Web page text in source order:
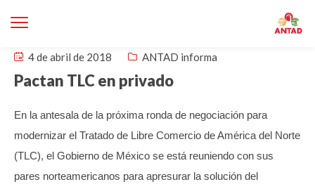
4 de abril de 2018 ANTAD informa
Pactan TLC en privado
En la antesala de la próxima ronda de negociación para
modernizar el Tratado de Libre Comercio de América del Norte
(TLC), el Gobierno de México se está reuniendo con sus
pares norteamericanos para apresurar la solución del